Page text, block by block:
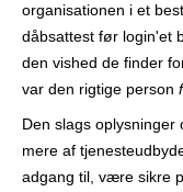
organisationen i et
dåbsattest før login'et
den vished de finder
var den rigtige person
Den slags oplysninger
mere af
adgang til, være sikre